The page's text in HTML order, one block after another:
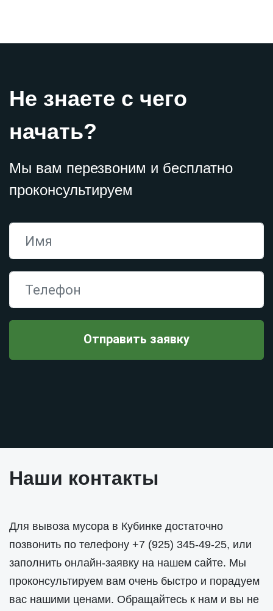
Не знаете с чего
начать?
Мы вам перезвоним и бесплатно
проконсультируем
Наши контакты
Для вывоза мусора в Кубинке достаточно
позвонить по телефону +7 (925) 345-49-25, или
заполнить онлайн-заявку на нашем сайте. Мы
проконсультируем вам очень быстро и порадуем
вас нашими ценами. Обращайтесь к нам и вы не